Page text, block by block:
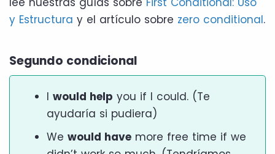
y Estructura y el artículo sobre zero conditional.
Segundo condicional
I would help you if I could. (Te
ayudaría si pudiera)
We would have more free time if we